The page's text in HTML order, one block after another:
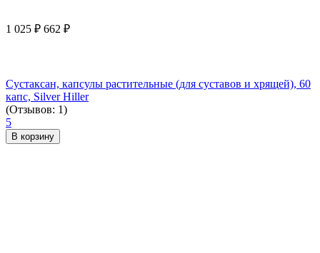
1 025 ₽ 662 ₽
Сустаксан, капсулы растительные (для суставов и хрящей), 60
капс, Silver Hiller
(Отзывов: 1)
5
В корзину